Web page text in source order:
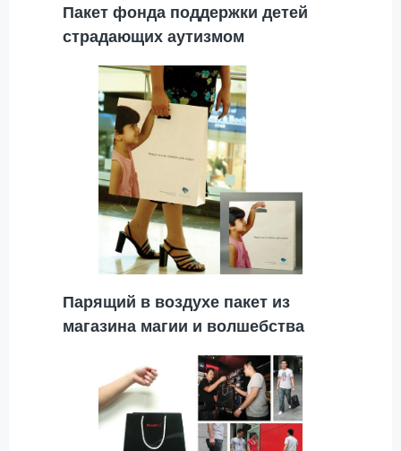
Пакет фонда поддержки детей
страдающих аутизмом
Парящий в воздухе пакет из
магазина магии и волшебства